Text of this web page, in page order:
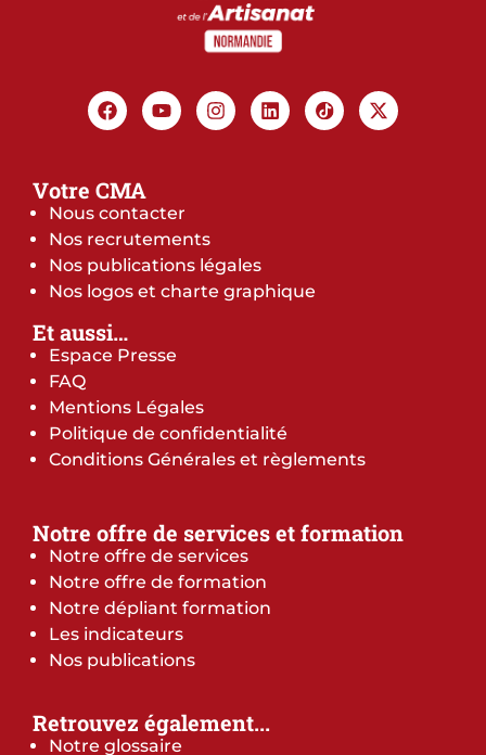
Votre CMA
Nous contacter
Nos recrutements
Nos publications légales
Nos logos et charte graphique
Et aussi…
Espace Presse
FAQ
Mentions Légales
Politique de confidentialité
Conditions Générales et règlements
Notre offre de services et formation
Notre offre de services
Notre offre de formation
Notre dépliant formation
Les indicateurs
Nos publications
Retrouvez également...
Notre glossaire